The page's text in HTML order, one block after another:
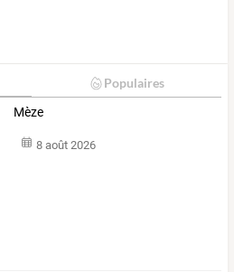
Populaires
Mèze
8 août 2026